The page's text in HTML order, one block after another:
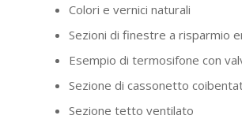
Colori e vernici naturali
Sezioni di finestre a risparmio
Esempio di termosifone con
Sezione di cassonetto
Sezione tetto ventilato